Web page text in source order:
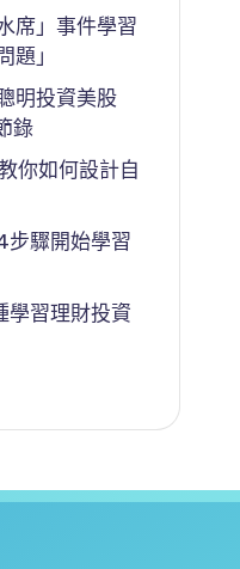
席」事件學習
題」
明投資美股
錄
你如何設計自
步驟開始學習
學習理財投資